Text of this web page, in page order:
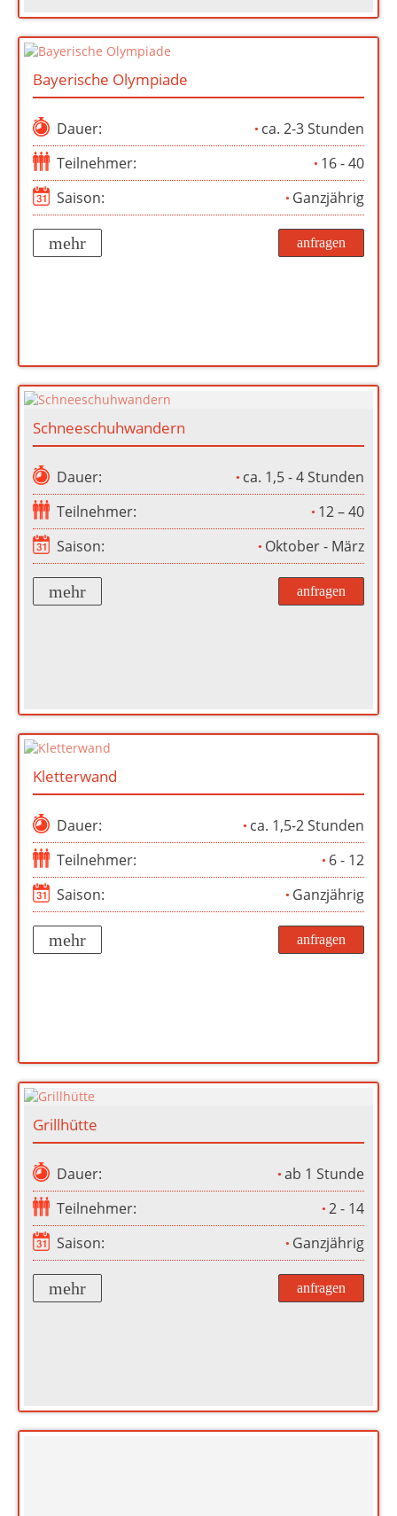
Bayerische Olympiade
Dauer:
ca. 2-3 Stunden
Teilnehmer:
16 - 40
Saison:
Ganzjährig
mehr anfragen
Schneeschuhwandern
Dauer:
ca. 1,5 - 4 Stunden
Teilnehmer:
12 – 40
Saison:
Oktober - März
mehr anfragen
Kletterwand
Dauer:
ca. 1,5-2 Stunden
Teilnehmer:
6 - 12
Saison:
Ganzjährig
mehr anfragen
Grillhütte
Dauer:
ab 1 Stunde
Teilnehmer:
2 - 14
Saison:
Ganzjährig
mehr anfragen